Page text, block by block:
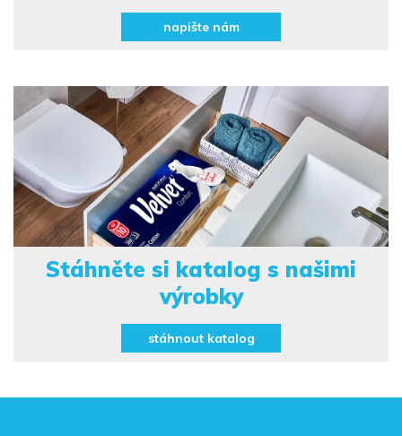
napište nám
Stáhněte si katalog s našimi
výrobky
stáhnout katalog